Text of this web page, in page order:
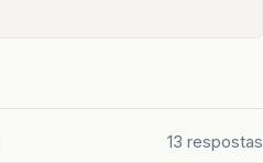
13 respostas